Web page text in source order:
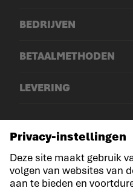
BEDRIJVEN
BETAALMETHODEN
LEVERING
© LOWA Sportschuhe GmbH
Aankondiging